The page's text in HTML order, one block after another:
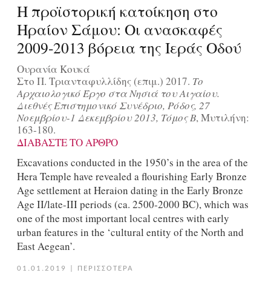
Η προϊστορική κατοίκηση στο
Ηραίον Σάμου: Οι ανασκαφές
2009-2013 βόρεια της Ιεράς Οδού
Ουρανία Κουκά
Στο Π. Τριανταφυλλίδης (επιμ.) 2017. Το
Αρχαιολογικό Έργο στα Νησιά του Αιγαίου.
Διεθνές Επιστημονικό Συνέδριο, Ρόδος, 27
Νοεμβρίου-1 Δεκεμβρίου 2013, Τόμος Β, Μυτιλήνη:
163-180.
ΔΙΑΒΑΣΤΕ ΤΟ ΑΡΘΡΟ
Excavations conducted in the 1950’s in the area of the
Hera Temple have revealed a flourishing Early Bronze
Age settlement at Heraion dating in the Early Bronze
Age II/late-III periods (ca. 2500-2000 BC), which was
one of the most important local centres with early
urban features in the ‘cultural entity of the North and
East Aegean’.
01.01.2019 ΠΕΡΙΣΣΟΤΕΡΑ